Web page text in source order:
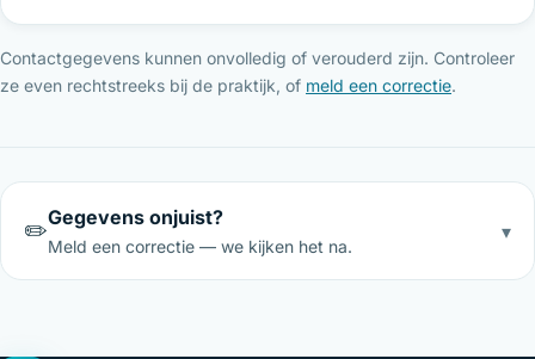
Contactgegevens kunnen onvolledig of verouderd zijn. Controleer
ze even rechtstreeks bij de praktijk, of meld een correctie.
✏️Gegevens onjuist?
Meld een correctie — we kijken het na.
▾